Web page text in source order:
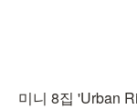
미니 8집 'Urban